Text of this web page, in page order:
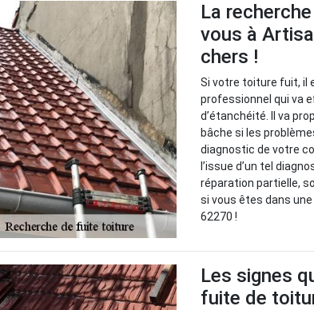
La
vous à
chers !
Si votre toiture fuit, il
professionnel qui va
d’étanchéité. Il va
bâche si les
diagnostic de votre
l’issue d’un tel
réparation partielle,
si vous êtes dans
62270 !
Les signes
fuite de